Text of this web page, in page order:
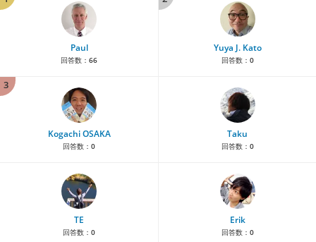
Paul
回答数： 66
Yuya J. Kato
回答数： 0
3
Kogachi OSAKA
回答数： 0
Taku
回答数： 0
TE
回答数： 0
Erik
回答数： 0